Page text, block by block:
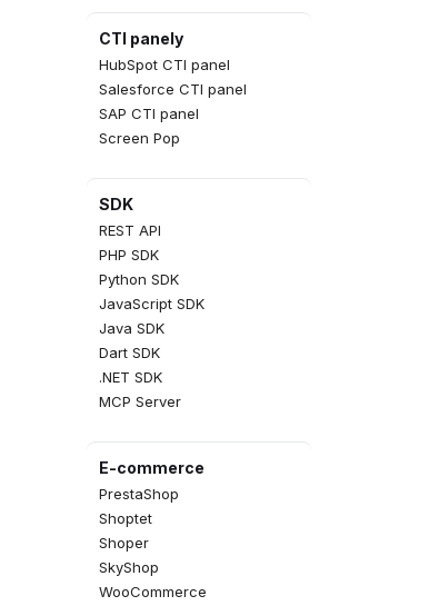
CTI panely
HubSpot CTI panel
Salesforce CTI panel
SAP CTI panel
Screen Pop
SDK
REST API
PHP SDK
Python SDK
JavaScript SDK
Java SDK
Dart SDK
.NET SDK
MCP Server
E-commerce
PrestaShop
Shoptet
Shoper
SkyShop
WooCommerce